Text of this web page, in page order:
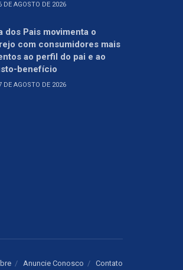
DE AGOSTO DE 2026
dos Pais movimenta o
com consumidores mais
ao perfil do pai e ao
benefício
DE AGOSTO DE 2026
Anuncie Conosco Contato